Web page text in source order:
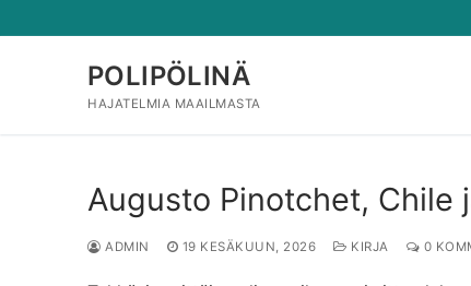
sisältöön
POLIPÖLINÄ
HAJATELMIA MAAILMASTA
Augusto Pinotchet, Chile
ADMIN 19 KESÄKUUN, 2026 KIRJA 0